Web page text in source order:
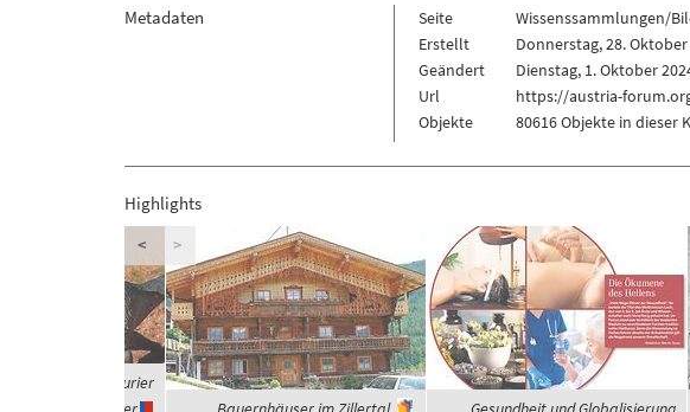
Metadaten Seite
Wissenssammlungen/
Erstellt
Donnerstag, 28.
Geändert
Dienstag, 1. Oktober
Url
https://austria-
Objekte
80616 Objekte in dieser
Highlights
waren die Dinosaurier
< >